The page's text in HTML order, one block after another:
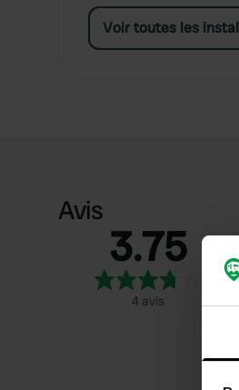
Voir toutes les
Avis
3.75
4 avis